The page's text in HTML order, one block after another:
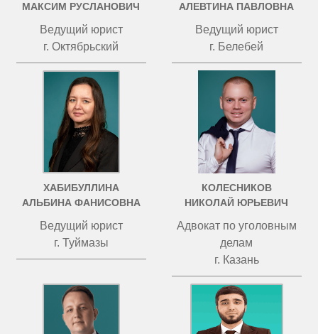
МАКСИМ РУСЛАНОВИЧ
Ведущий юрист
г. Октябрьский
АЛЕВТИНА ПАВЛОВНА
Ведущий юрист
г. Белебей
ХАБИБУЛЛИНА
АЛЬБИНА ФАНИСОВНА
Ведущий юрист
г. Туймазы
КОЛЕСНИКОВ
НИКОЛАЙ ЮРЬЕВИЧ
Адвокат по уголовным
делам
г. Казань